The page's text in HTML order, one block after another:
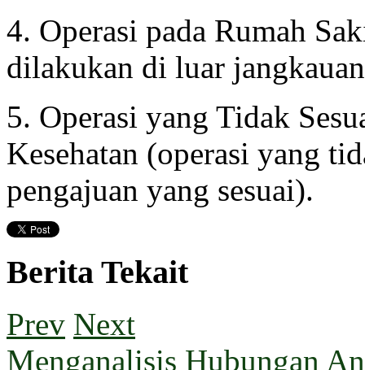
4. Operasi pada Rumah
dilakukan di luar
5. Operasi yang Tidak
Kesehatan (operasi yang
pengajuan yang sesuai).
Berita Tekait
Prev Next
Menganalisis Hubungan